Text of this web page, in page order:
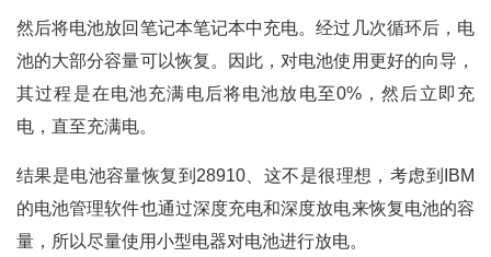
然后将电池放回笔记本笔记本中充电。经过几次循环后，电
池的大部分容量可以恢复。因此，对电池使用更好的向导，
其过程是在电池充满电后将电池放电至0%，然后立即充
电，直至充满电。
结果是电池容量恢复到28910、这不是很理想，考虑到IBM
的电池管理软件也通过深度充电和深度放电来恢复电池的容
量，所以尽量使用小型电器对电池进行放电。